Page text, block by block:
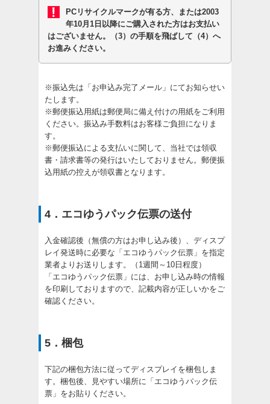
PCリサイクルマークが有る方、または2003
年10月1日以降にご購入された方はお支払い
はございません。（3）の手順を飛ばして（4）へ
お進みください。
※振込先は「お申込み完了メール」にてお知らせい
たします。
※郵便振込用紙は郵便局に備え付けの用紙をご利用
ください。振込み手数料はお客様ご負担になりま
す。
※郵便振込による支払いに関して、当社では領収
書・請求書等の発行はいたしておりません。郵便振
込用紙の控えが領収書となります。
4．エコゆうパック伝票の送付
入金確認後（無償の方はお申し込み後）、ディスプ
レイ発送時に必要な「エコゆうパック伝票」を指定
業者よりお送りします。（1週間～10日程度）
「エコゆうパック伝票」には、お申し込み時の情報
を印刷しておりますので、記載内容が正しいかをご
確認ください。
5．梱包
下記の梱包方法に従ってディスプレイを梱包しま
す。梱包後、見やすい場所に「エコゆうパック伝
票」をお貼りください。